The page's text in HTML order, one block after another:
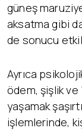
güneş
aksatma gibi
de sonucu
Ayrıca
ödem, şişlik ve
yaşamak
işlemlerinde,